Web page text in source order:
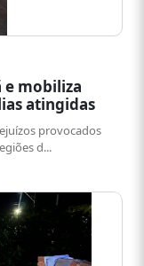
e mobiliza
atingidas
provocados
d...